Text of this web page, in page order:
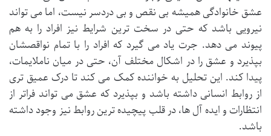
عشق خانوادگی همیشه بی نقص و بی دردسر نیست، اما می تواند
نیرویی باشد که حتی در سخت ترین شرایط نیز افراد را به هم
پیوند می دهد. جرت یاد می گیرد که افراد را با تمام نواقصشان
بپذیرد و عشق را در اشکال مختلف آن، حتی در میان ناملایمات،
پیدا کند. این تحلیل به خواننده کمک می کند تا درک عمیق تری
از روابط انسانی داشته باشد و بپذیرد که عشق می تواند فراتر از
انتظارات و ایده آل ها، در قلب پیچیده ترین روابط نیز وجود داشته
باشد.